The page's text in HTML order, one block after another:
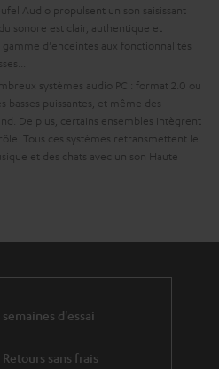
Audio propulsent un son saisissant
sonore est clair, authentique et
d'enceintes aux fonctionnalités
systèmes audio PC : format 2.0 ou
basses puissantes, et même des
De plus, certains ensembles intègrent
Tous ces systèmes retransmettent le
et des chats avec un son Haute
côté de l'écran, et les enceintes Arrière
face aux enceintes Avant. Le caisson
les autres enceintes. Cependant, il est
semaines d'essai
Retours sans frais